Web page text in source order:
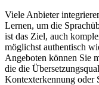
Viele Anbieter
Lernen, um die
ist das Ziel, auch
möglichst authentisch
Angeboten können Sie
die die
Kontexterkennung oder